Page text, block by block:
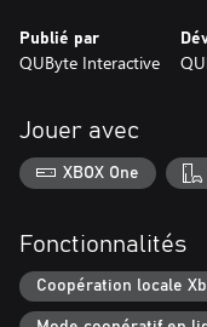
Publié par
QUByte Interactive
Jouer avec
XBOX One
Fonctionnalités
Coopération locale